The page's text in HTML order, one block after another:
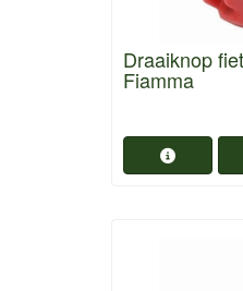
Draaiknop
Fiamma